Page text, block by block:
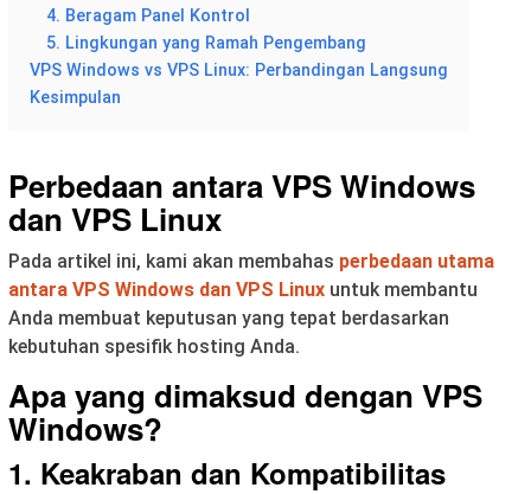
4. Beragam Panel Kontrol
5. Lingkungan yang Ramah Pengembang
VPS Windows vs VPS Linux: Perbandingan Langsung
Kesimpulan
Perbedaan antara VPS Windows
dan VPS Linux
Pada artikel ini, kami akan membahas perbedaan utama
antara VPS Windows dan VPS Linux untuk membantu
Anda membuat keputusan yang tepat berdasarkan
kebutuhan spesifik hosting Anda.
Apa yang dimaksud dengan VPS
Windows?
1. Keakraban dan Kompatibilitas